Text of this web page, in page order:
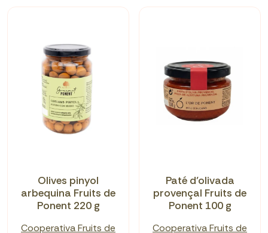
Olives pinyol
arbequina Fruits de
Ponent 220 g
Cooperativa Fruits de
Paté d’olivada
provençal Fruits de
Ponent 100 g
Cooperativa Fruits de